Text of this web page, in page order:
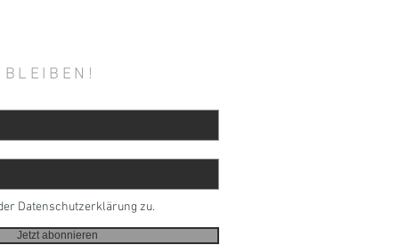
Datenschutzerklärung zu.
Jetzt abonnieren